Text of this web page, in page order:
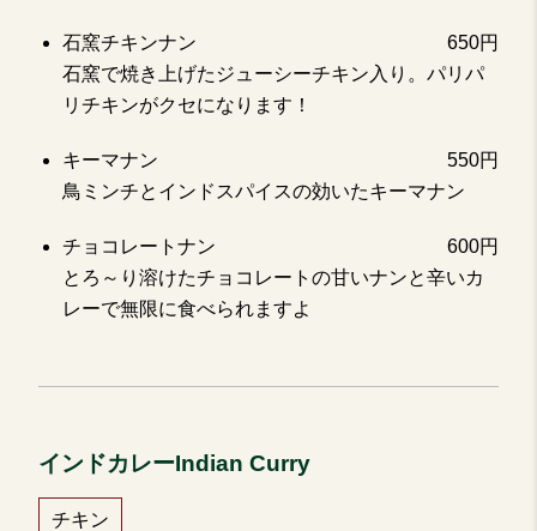
石窯チキンナン
650円
石窯で焼き上げたジューシーチキン入り。パリパ
リチキンがクセになります！
キーマナン
550円
鳥ミンチとインドスパイスの効いたキーマナン
チョコレートナン
600円
とろ～り溶けたチョコレートの甘いナンと辛いカ
レーで無限に食べられますよ
インドカレーIndian Curry
チキン